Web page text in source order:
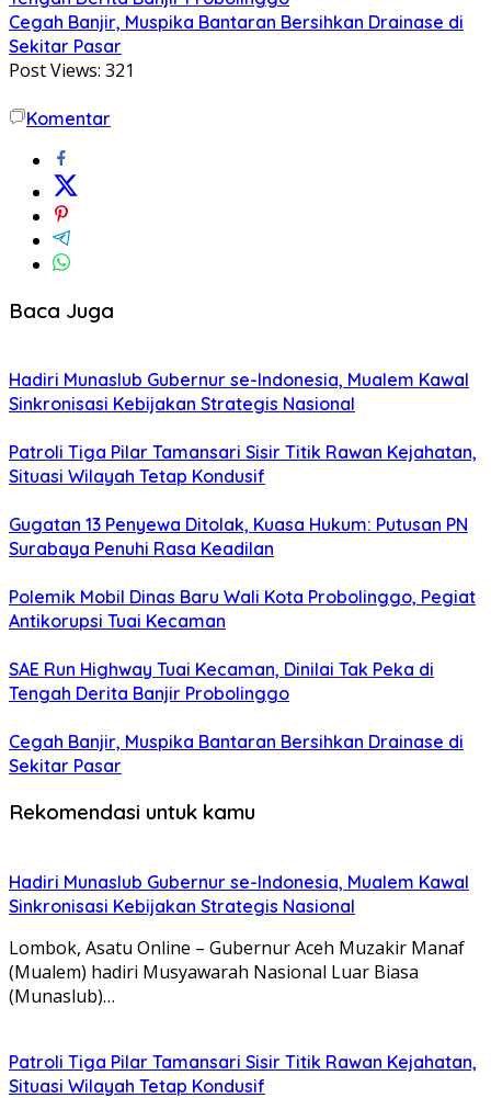
Cegah Banjir, Muspika Bantaran Bersihkan Drainase di
Sekitar Pasar
Post Views: 321
Komentar
Baca Juga
Hadiri Munaslub Gubernur se-Indonesia, Mualem Kawal
Sinkronisasi Kebijakan Strategis Nasional
Patroli Tiga Pilar Tamansari Sisir Titik Rawan Kejahatan,
Situasi Wilayah Tetap Kondusif
Gugatan 13 Penyewa Ditolak, Kuasa Hukum: Putusan PN
Surabaya Penuhi Rasa Keadilan
Polemik Mobil Dinas Baru Wali Kota Probolinggo, Pegiat
Antikorupsi Tuai Kecaman
SAE Run Highway Tuai Kecaman, Dinilai Tak Peka di
Tengah Derita Banjir Probolinggo
Cegah Banjir, Muspika Bantaran Bersihkan Drainase di
Sekitar Pasar
Rekomendasi untuk kamu
Hadiri Munaslub Gubernur se-Indonesia, Mualem Kawal
Sinkronisasi Kebijakan Strategis Nasional
Lombok, Asatu Online – Gubernur Aceh Muzakir Manaf
(Mualem) hadiri Musyawarah Nasional Luar Biasa
(Munaslub)…
Patroli Tiga Pilar Tamansari Sisir Titik Rawan Kejahatan,
Situasi Wilayah Tetap Kondusif